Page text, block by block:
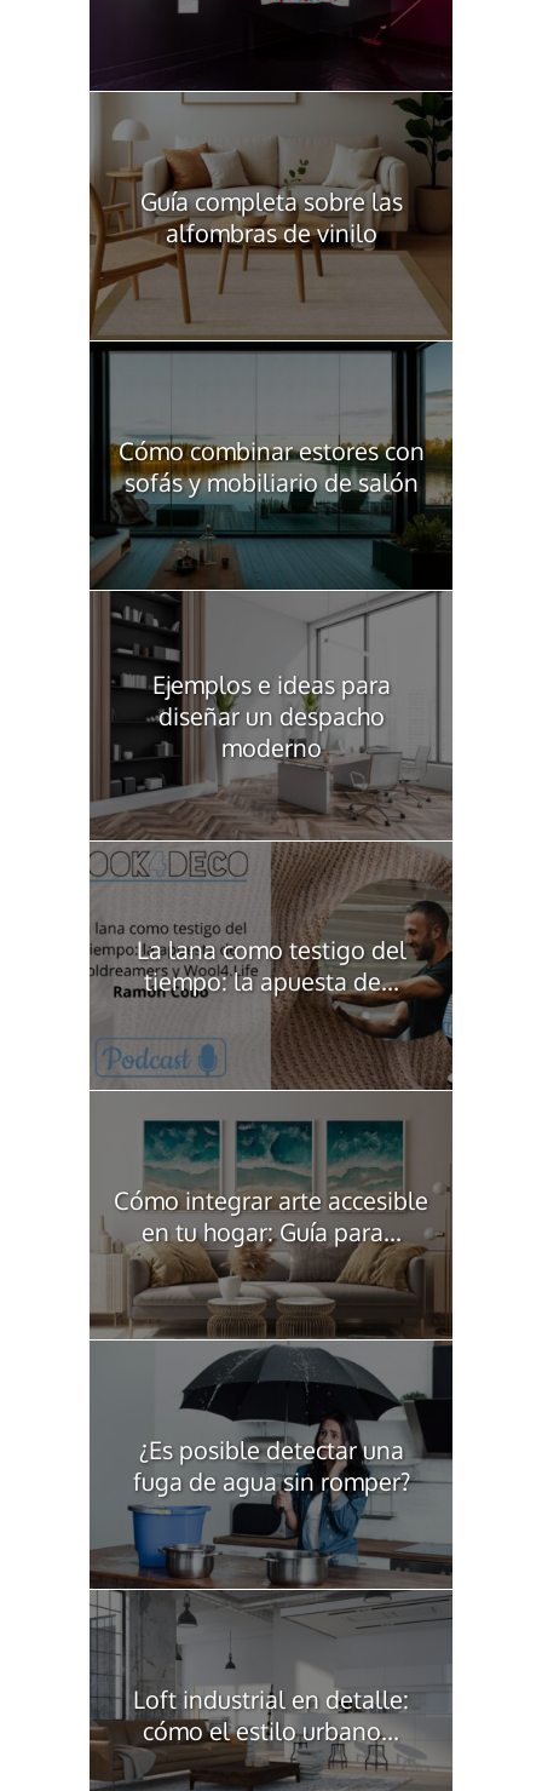
Guía completa sobre las
alfombras de vinilo
Cómo combinar estores con
sofás y mobiliario de salón
Ejemplos e ideas para
diseñar un despacho
moderno
La lana como testigo del
tiempo: la apuesta de...
Cómo integrar arte accesible
en tu hogar: Guía para...
¿Es posible detectar una
fuga de agua sin romper?
Loft industrial en detalle:
cómo el estilo urbano...